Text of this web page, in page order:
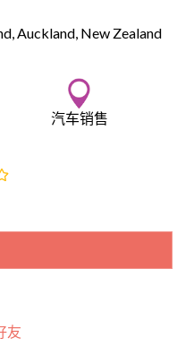
Auckland, New Zealand
汽车销售
友